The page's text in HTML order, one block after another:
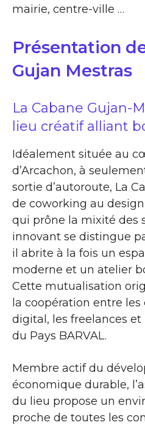
mairie, centre-ville …
Présentation
Gujan Mestras
La Cabane Gujan-
lieu créatif alliant
Idéalement située au
d’Arcachon, à
sortie d’autoroute, La
de coworking au
qui prône la mixité des
innovant se distingue
il abrite à la fois un
moderne et un atelier
Cette mutualisation
la coopération entre
digital, les freelances et
du Pays BARVAL.
Membre actif du
économique durable,
du lieu propose un
proche de toutes les